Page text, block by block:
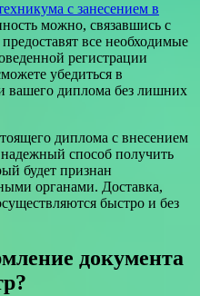
с занесением в
можно, связавшись с
все необходимые
регистрации
убедиться в
вашего диплома без лишних
диплома с внесением
надежный способ получить
будет признан
органами. Доставка,
быстро и без
документа